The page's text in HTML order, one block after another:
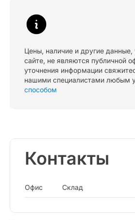
Цены, наличие и другие данные,
сайте, не являются публичной
уточнения информации
нашими специалистами любым
способом
Контакты
Офис Склад